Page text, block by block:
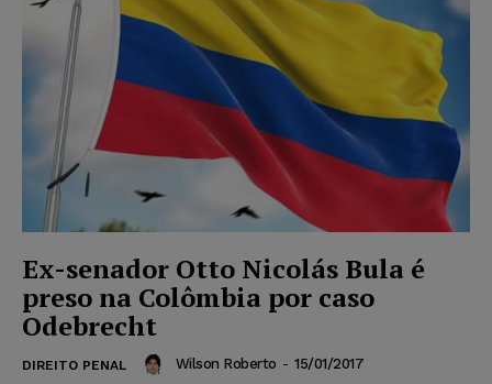
Ex-senador Otto Nicolás Bula é
preso na Colômbia por caso
Odebrecht
DIREITO PENAL Wilson Roberto - 15/01/2017